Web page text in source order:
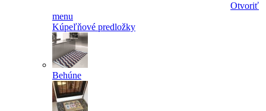
Otvoriť
menu
Kúpeľňové predložky
Behúne